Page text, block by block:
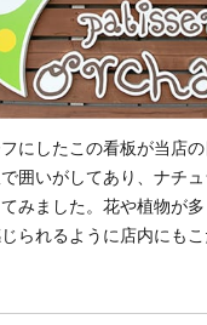
にしたこの看板が当店
囲いがしてあり、ナチ
みました。花や植物が
られるように店内にも